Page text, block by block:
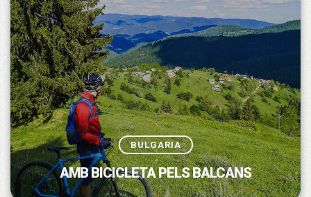
BULGARIA
AMB BICICLETA PELS BALCANS